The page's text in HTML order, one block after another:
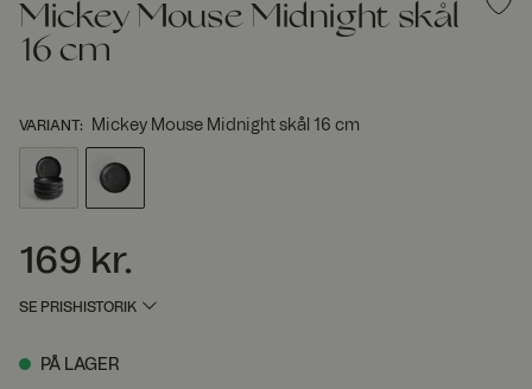
Mickey Mouse Midnight skål
16 cm
VARIANT: Mickey Mouse Midnight skål 16 cm
Pris:169 kr.
169 kr.
SE PRISHISTORIK
PÅ LAGER